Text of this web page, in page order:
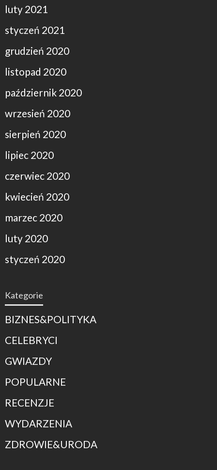
luty 2021
styczeń 2021
grudzień 2020
listopad 2020
październik 2020
wrzesień 2020
sierpień 2020
lipiec 2020
czerwiec 2020
kwiecień 2020
marzec 2020
luty 2020
styczeń 2020
Kategorie
BIZNES&POLITYKA
CELEBRYCI
GWIAZDY
POPULARNE
RECENZJE
WYDARZENIA
ZDROWIE&URODA